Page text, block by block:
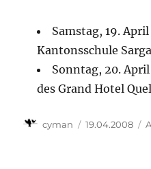
Samstag, 19.
Kantonsschule
Sonntag, 20.
des Grand Hotel
Autor
cyman
Veröffentlicht
19.04.2008